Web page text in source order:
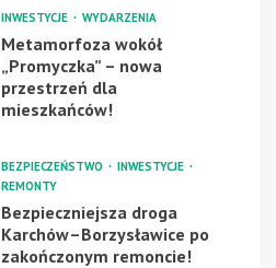
INWESTYCJE WYDARZENIA
Metamorfoza wokół
„Promyczka” – nowa
przestrzeń dla
mieszkańców!
BEZPIECZEŃSTWO
INWESTYCJE
REMONTY
Bezpieczniejsza droga
Karchów–Borzysławice po
zakończonym remoncie!